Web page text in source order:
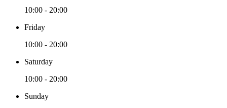
10:00 - 20:00
Friday
10:00 - 20:00
Saturday
10:00 - 20:00
Sunday